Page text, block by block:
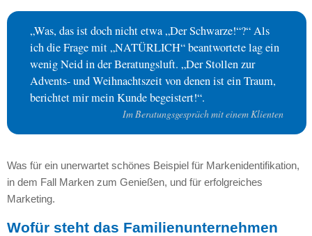
„Was, das ist doch nicht etwa „Der Schwarze!“?“ Als
ich die Frage mit „NATÜRLICH“ beantwortete lag ein
wenig Neid in der Beratungsluft. „Der Stollen zur
Advents- und Weihnachtszeit von denen ist ein Traum,
berichtet mir mein Kunde begeistert!“.
Im Beratungsgespräch mit einem Klienten
Was für ein unerwartet schönes Beispiel für Markenidentifikation,
in dem Fall Marken zum Genießen, und für erfolgreiches
Marketing.
Wofür steht das Familienunternehmen